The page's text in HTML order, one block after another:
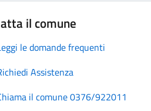
il comune
le domande frequenti
Assistenza
il comune 0376/922011